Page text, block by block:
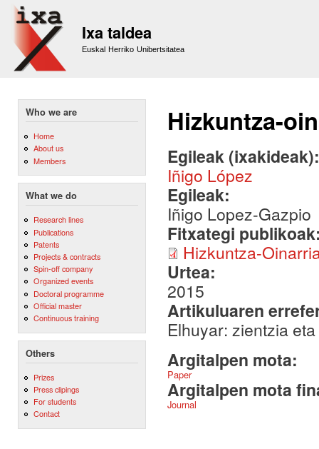
Ixa taldea
Euskal Herriko Unibertsitatea
Who we are
Home
About us
Members
What we do
Research lines
Publications
Patents
Projects & contracts
Spin-off company
Organized events
Doctoral programme
Official master
Continuous training
Others
Prizes
Press clipings
For students
Contact
Hizkuntza-
Egileak
Iñigo López
Egileak:
Iñigo Lopez-Gazpio
Fitxategi
Hizkuntza-
Urtea:
2015
Artikuluaren
Elhuyar: zientzia
Argitalpen mota:
Paper
Argitalpen mota
Journal